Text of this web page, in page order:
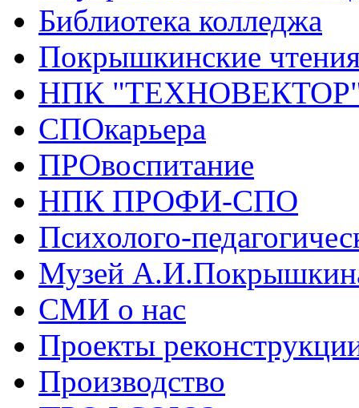
Библиотека колледжа
Покрышкинские
НПК
СПОкарьера
ПРОвоспитание
НПК ПРОФИ-СПО
Психолого-
Музей
СМИ о нас
Проекты
Производство